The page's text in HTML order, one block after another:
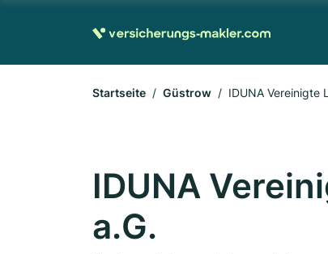
Startseite Güstrow IDUNA Vereinigte
IDUNA
a.G.